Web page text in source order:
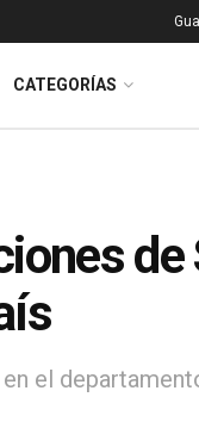
CATEGORÍAS
de
el